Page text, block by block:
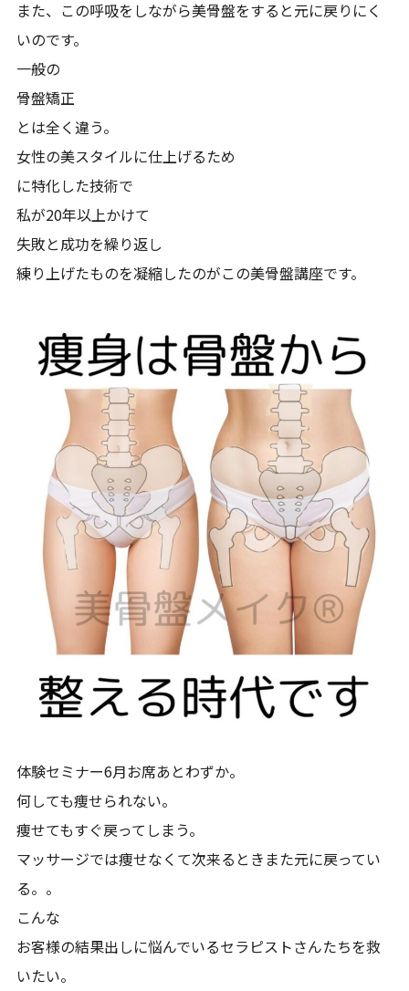
また、この呼吸をしながら美骨盤をすると元に戻りにく
いのです。
一般の
骨盤矯正
とは全く違う。
女性の美スタイルに仕上げるため
に特化した技術で
私が20年以上かけて
失敗と成功を繰り返し
練り上げたものを凝縮したのがこの美骨盤講座です。
体験セミナー6月お席あとわずか。
何しても痩せられない。
痩せてもすぐ戻ってしまう。
マッサージでは痩せなくて次来るときまた元に戻ってい
る。。
こんな
お客様の結果出しに悩んでいるセラピストさんたちを救
いたい。